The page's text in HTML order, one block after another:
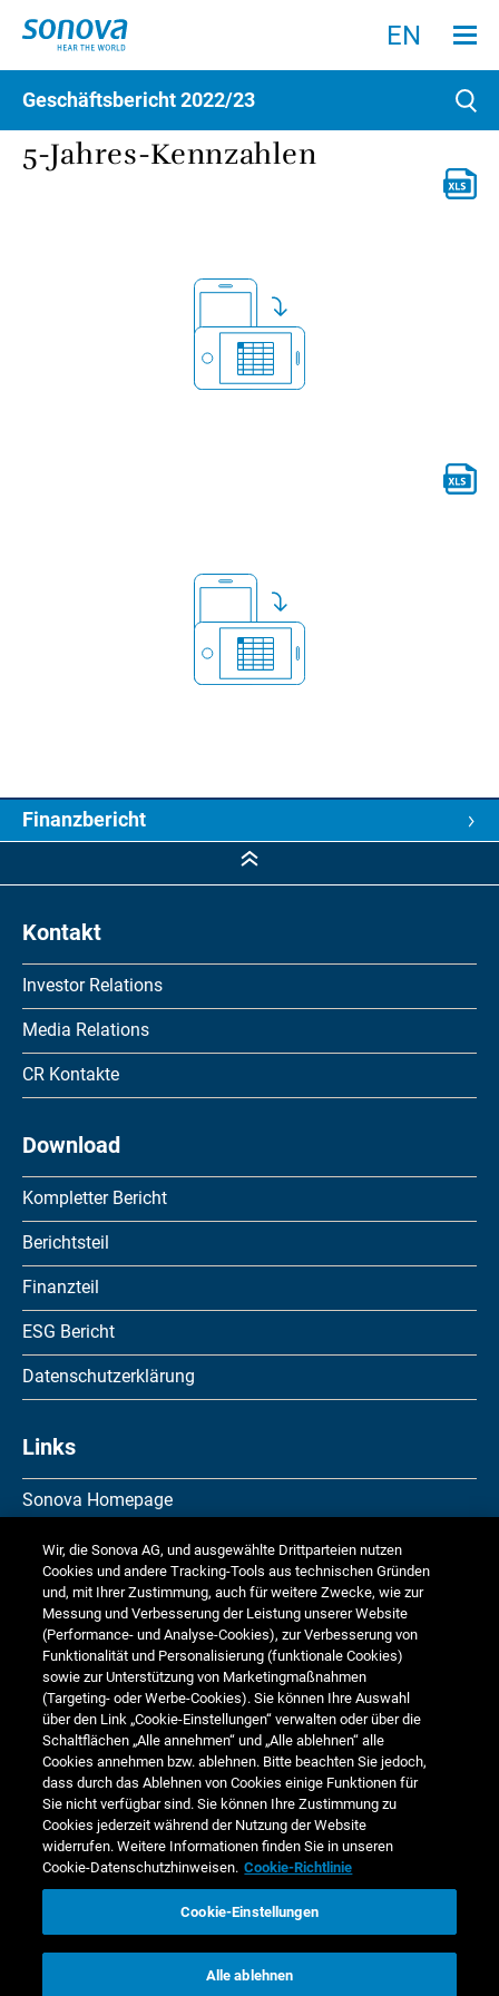
EN
Geschäftsbericht2022/23
Suche
Finanzbericht
Erfolgsrechnungen
Gesamtergebnisrechnungen
Bilanzen
Mittelflussrechnungen
Veränderung des Eigenkapitals
Anhang
Bericht der Revisionsstelle
Jahresrechnung der Sonova Holding AG
Erfolgsrechnungen
Bilanzen
Anhang
Verwendung des Bilanzgewinns
Informationen für Investoren
5-Jahres-Kennzahlen
Kontakt
Investor Relations
Media Relations
CR Kontakte
Download
Kompletter Bericht
Berichtsteil
Finanzteil
ESG Bericht
Datenschutzerklärung
Links
Sonova Homepage
Investor Relations
Media Relations
Corporate Responsibility
Jobs & Karriere
Weitere Finanzberichte
Finanzkalender
www.sonova.com
Cookie-Datenschutzhinweis
Wir, die Sonova AG, und ausgewählte Drittparteien nutzen
Cookies und andere Tracking-Tools aus technischen Gründen
und, mit Ihrer Zustimmung, auch für weitere Zwecke, wie zur
Messung und Verbesserung der Leistung unserer Website
(Performance- und Analyse-Cookies), zur Verbesserung von
Funktionalität und Personalisierung (funktionale Cookies)
sowie zur Unterstützung von Marketingmaßnahmen
(Targeting- oder Werbe-Cookies). Sie können Ihre Auswahl
über den Link „Cookie-Einstellungen“ verwalten oder über die
Schaltflächen „Alle annehmen“ und „Alle ablehnen“ alle
Cookies annehmen bzw. ablehnen. Bitte beachten Sie jedoch,
dass durch das Ablehnen von Cookies einige Funktionen für
Sie nicht verfügbar sind. Sie können Ihre Zustimmung zu
Cookies jederzeit während der Nutzung der Website
widerrufen. Weitere Informationen finden Sie in unseren
Cookie-Datenschutzhinweisen. Cookie-Richtlinie
Cookie-Einstellungen
Alle ablehnen